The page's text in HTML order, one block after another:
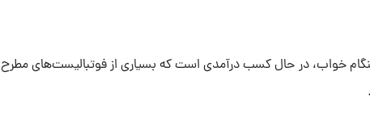
خواب، در حال کسب درآمدی است که بسیاری از فوتبالیست‌های مطرح